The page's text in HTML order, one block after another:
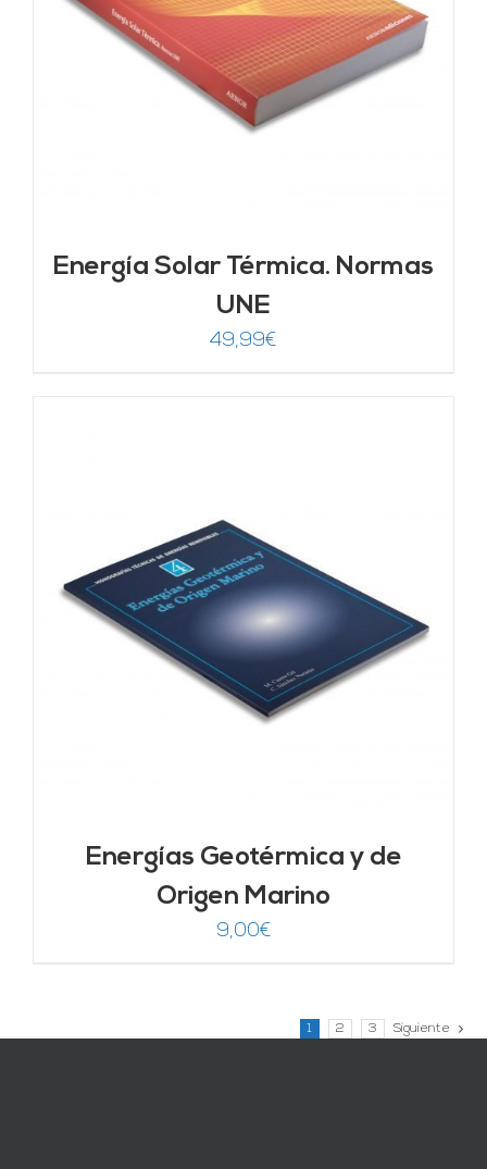
Energía Solar Térmica. Normas
UNE
49,99€
Energías Geotérmica y de
Origen Marino
9,00€
1 2 3 Siguiente